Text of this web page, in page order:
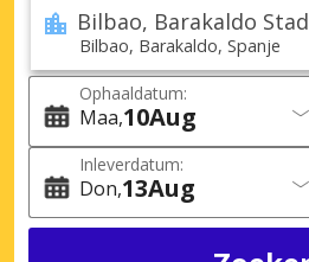
Bilbao, Barakaldo Stad
Bilbao, Barakaldo, Spanje
Ophaaldatum:
Maa 10Aug
Inleverdatum:
Don 13Aug